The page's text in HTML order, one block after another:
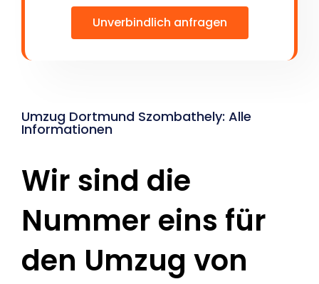
Unverbindlich anfragen
Umzug Dortmund Szombathely: Alle
Informationen
Wir sind die
Nummer eins für
den Umzug von